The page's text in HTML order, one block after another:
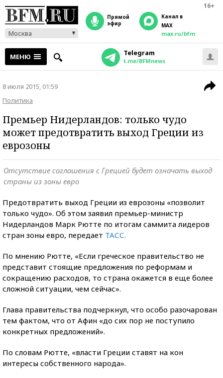
16+
Москва
прямой
эфир
Канал в
MAX
max.ru/bfm
МЕНЮ Telegram
t.me/BFMnews
8 июля 2015, 01:59
Политика
Премьер Нидерландов: только чудо
может предотвратить выход Греции из
еврозоны
Отсутствие соглашения с Грецией будет означать выход
страны из зоны евро
Предотвратить выход Греции из еврозоны «позволит
только чудо». Об этом заявил премьер-министр
Нидерландов Марк Рютте по итогам саммита лидеров
стран зоны евро, передает ТАСС.
По мнению Рютте, «Если греческое правительство не
представит стоящие предложения по реформам и
сокращению расходов, то страна окажется в еще более
сложной ситуации, чем сейчас».
Глава правительства подчеркнул, что особо разочарован
тем фактом, что от Афин «до сих пор не поступило
конкретных предложений».
По словам Рютте, «власти Греции ставят на кон
интересы собственного народа».